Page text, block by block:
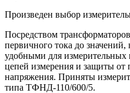
Произведен выбор
Посредством
первичного тока до
удобными для измерительных
цепей измерения и защиты от
напряжения. Приняты
типа ТФНД-110/600/5.